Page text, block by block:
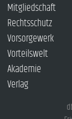
Mitgliedschaft
Rechtsschutz
Vorsorgewerk
Vorteilswelt
Akademie
Verlag